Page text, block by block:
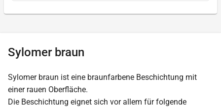
Sylomer braun
Sylomer braun ist eine braunfarbene Beschichtung mit
einer rauen Oberfläche.
Die Beschichtung eignet sich vor allem für folgende